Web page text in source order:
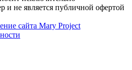
и не является публичной офертой
сайта Mary Project